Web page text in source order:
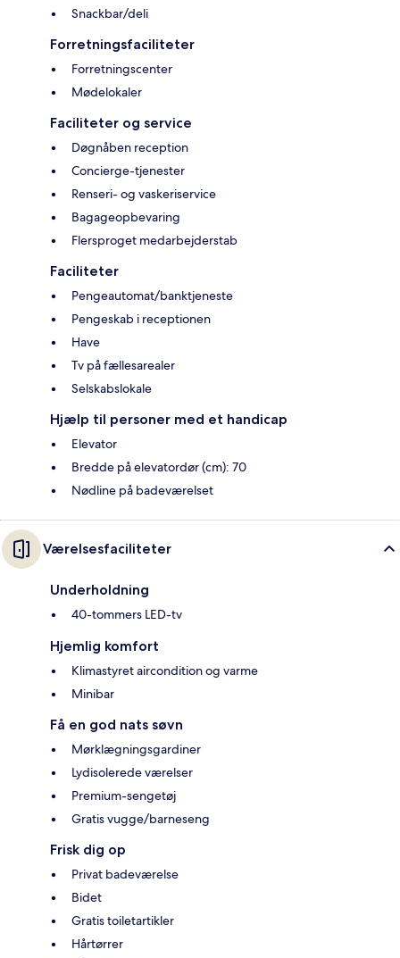
Snackbar/deli
Forretningsfaciliteter
Forretningscenter
Mødelokaler
Faciliteter og service
Døgnåben reception
Concierge-tjenester
Renseri- og vaskeriservice
Bagageopbevaring
Flersproget medarbejderstab
Faciliteter
Pengeautomat/banktjeneste
Pengeskab i receptionen
Have
Tv på fællesarealer
Selskabslokale
Hjælp til personer med et handicap
Elevator
Bredde på elevatordør (cm): 70
Nødline på badeværelset
Værelsesfaciliteter
Underholdning
40-tommers LED-tv
Hjemlig komfort
Klimastyret aircondition og varme
Minibar
Få en god nats søvn
Mørklægningsgardiner
Lydisolerede værelser
Premium-sengetøj
Gratis vugge/barneseng
Frisk dig op
Privat badeværelse
Bidet
Gratis toiletartikler
Hårtørrer